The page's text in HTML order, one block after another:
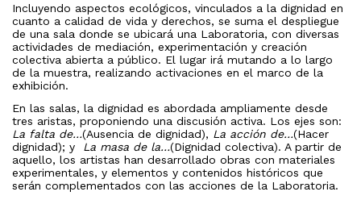
Incluyendo aspectos ecológicos, vinculados a la dignidad en
cuanto a calidad de vida y derechos, se suma el despliegue
de una sala donde se ubicará una Laboratoria, con diversas
actividades de mediación, experimentación y creación
colectiva abierta a público. El lugar irá mutando a lo largo
de la muestra, realizando activaciones en el marco de la
exhibición.
En las salas, la dignidad es abordada ampliamente desde
tres aristas, proponiendo una discusión activa. Los ejes son:
La falta de…(Ausencia de dignidad), La acción de…(Hacer
dignidad); y La masa de la…(Dignidad colectiva). A partir de
aquello, los artistas han desarrollado obras con materiales
experimentales, y elementos y contenidos históricos que
serán complementados con las acciones de la Laboratoria.